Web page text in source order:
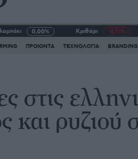
0,00% Κριθάρι -6,71%
ΠΡΟΙΟΝΤΑ ΤΕΧΝΟΛΟΓΙΑ BRANDING
στις
και ρυζιού